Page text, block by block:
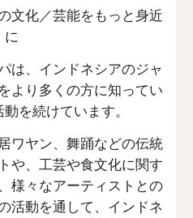
文化／芸能をもっと身近
に
は、インドネシアのジャ
より多くの方に知ってい
を続けています。
ワヤン、舞踊などの伝統
や、工芸や食文化に関す
様々なアーティストとの
活動を通して、インドネ